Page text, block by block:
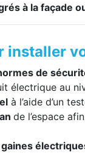
à la façade
installer
de
électrique au
à l’aide d’un
de l’espace
gaines